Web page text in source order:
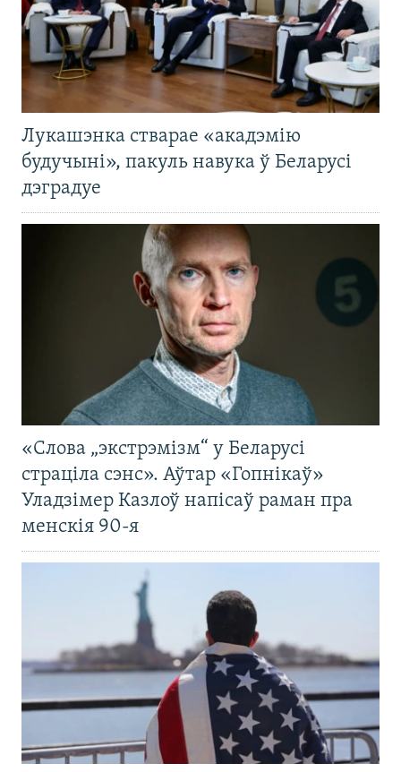
Лукашэнка стварае «акадэмію
будучыні», пакуль навука ў Беларусі
дэградуе
«Слова „экстрэмізм“ у Беларусі
страціла сэнс». Аўтар «Гопнікаў»
Уладзімер Казлоў напісаў раман пра
менскія 90-я